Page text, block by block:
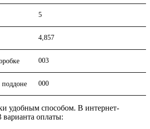
5
4,857
003
поддоне 000
удобным способом. В интернет-
варианта оплаты: